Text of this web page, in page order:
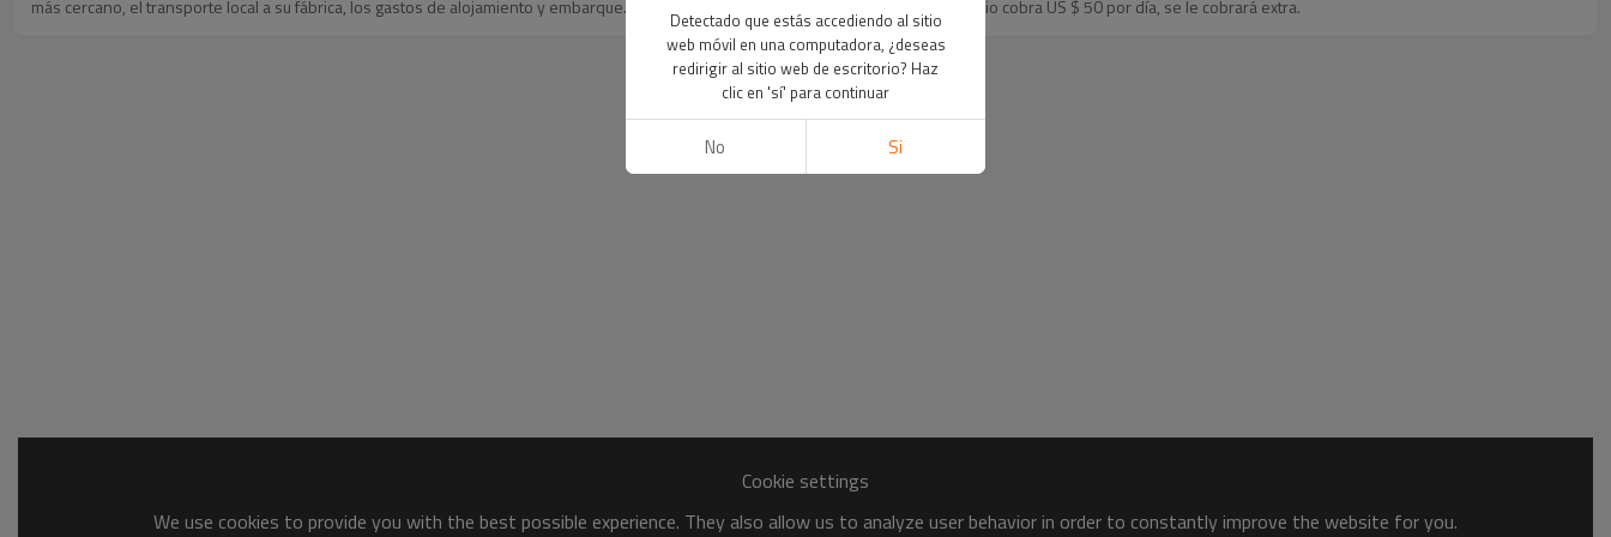
más cercano, el transporte local a su fábrica, los gastos de alojamiento y embarque. En caso de la estadía de nuestro técnico, el servicio cobra US $ 50 por día, se le cobrará extra.
Cookie settings
We use cookies to provide you with the best possible experience. They also allow us to analyze user behavior in order to constantly improve the website for you.
Detectado que estás accediendo al sitio
web móvil en una computadora, ¿deseas
redirigir al sitio web de escritorio? Haz
clic en 'sí' para continuar
No Si